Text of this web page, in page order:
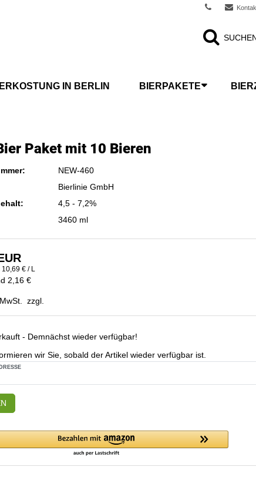
IN BERLIN BIERPAKETE
Paket mit 10 Bieren
NEW-460
Bierlinie GmbH
4,5 - 7,2%
3460 ml
10,69 € / L
2,16 €
zzgl.
- Demnächst wieder verfügbar!
wir Sie, sobald der Artikel wieder verfügbar ist.